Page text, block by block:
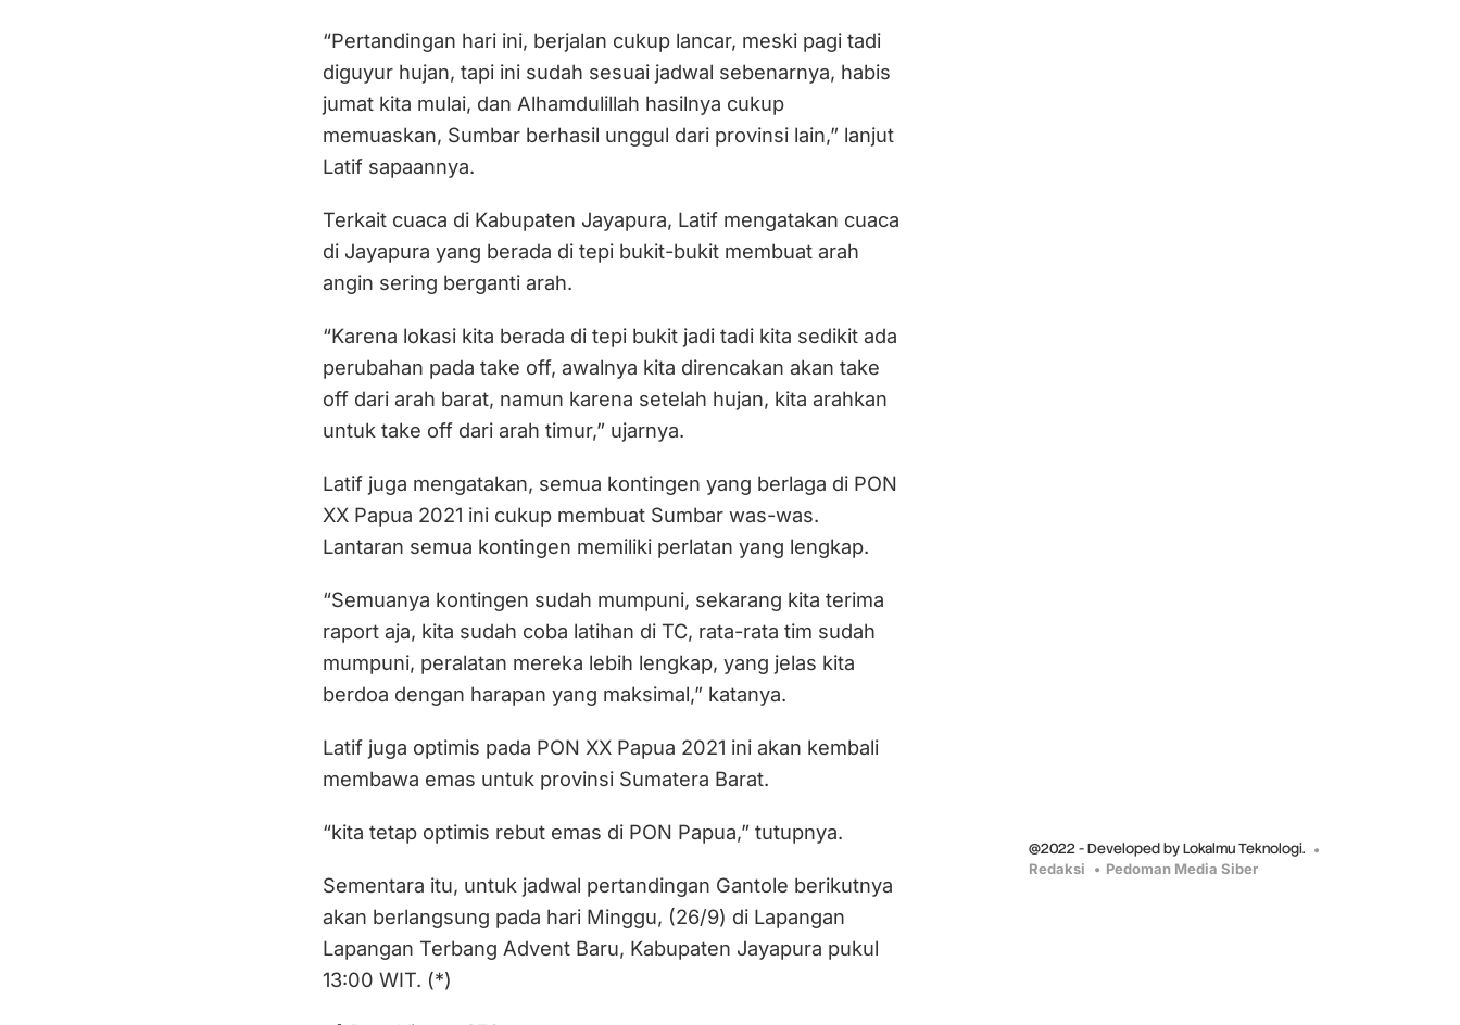
“Pertandingan hari ini, berjalan cukup lancar, meski pagi tadi
diguyur hujan, tapi ini sudah sesuai jadwal sebenarnya, habis
jumat kita mulai, dan Alhamdulillah hasilnya cukup
memuaskan, Sumbar berhasil unggul dari provinsi lain,” lanjut
Latif sapaannya.
Terkait cuaca di Kabupaten Jayapura, Latif mengatakan cuaca
di Jayapura yang berada di tepi bukit-bukit membuat arah
angin sering berganti arah.
“Karena lokasi kita berada di tepi bukit jadi tadi kita sedikit ada
perubahan pada take off, awalnya kita direncakan akan take
off dari arah barat, namun karena setelah hujan, kita arahkan
untuk take off dari arah timur,” ujarnya.
Latif juga mengatakan, semua kontingen yang berlaga di PON
XX Papua 2021 ini cukup membuat Sumbar was-was.
Lantaran semua kontingen memiliki perlatan yang lengkap.
“Semuanya kontingen sudah mumpuni, sekarang kita terima
raport aja, kita sudah coba latihan di TC, rata-rata tim sudah
mumpuni, peralatan mereka lebih lengkap, yang jelas kita
berdoa dengan harapan yang maksimal,” katanya.
Latif juga optimis pada PON XX Papua 2021 ini akan kembali
membawa emas untuk provinsi Sumatera Barat.
“kita tetap optimis rebut emas di PON Papua,” tutupnya.
Sementara itu, untuk jadwal pertandingan Gantole berikutnya
akan berlangsung pada hari Minggu, (26/9) di Lapangan
Lapangan Terbang Advent Baru, Kabupaten Jayapura pukul
13:00 WIT. (*)
@2022 - Developed by Lokalmu Teknologi.
Redaksi Pedoman Media Siber